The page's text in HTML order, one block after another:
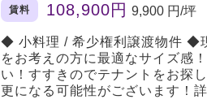
賃料 108,900円 9,900 円/坪
◆ 小料理 / 希少権利譲渡物件 ◆
をお考えの方に最適なサイズ感
い！すすきのでテナントをお探
更になる可能性がございます！